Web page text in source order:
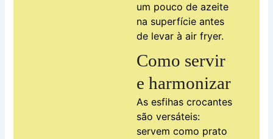
um pouco de azeite
na superfície antes
de levar à air fryer.
Como servir
e harmonizar
As esfihas crocantes
são versáteis:
servem como prato